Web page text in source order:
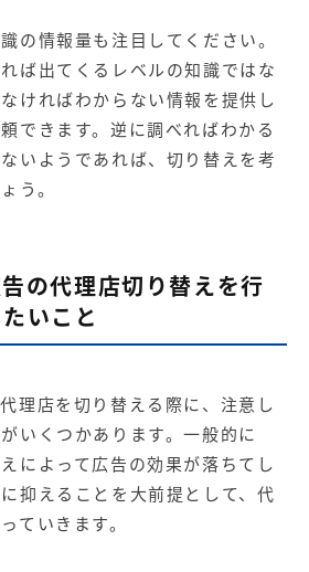
の情報量も注目してください。
ば出てくるレベルの知識ではな
ければわからない情報を提供し
できます。逆に調べればわかる
いようであれば、切り替えを考
う。
の代理店切り替えを行
いこと
理店を切り替える際に、注意し
いくつかあります。一般的に
によって広告の効果が落ちてし
抑えることを大前提として、代
ていきます。